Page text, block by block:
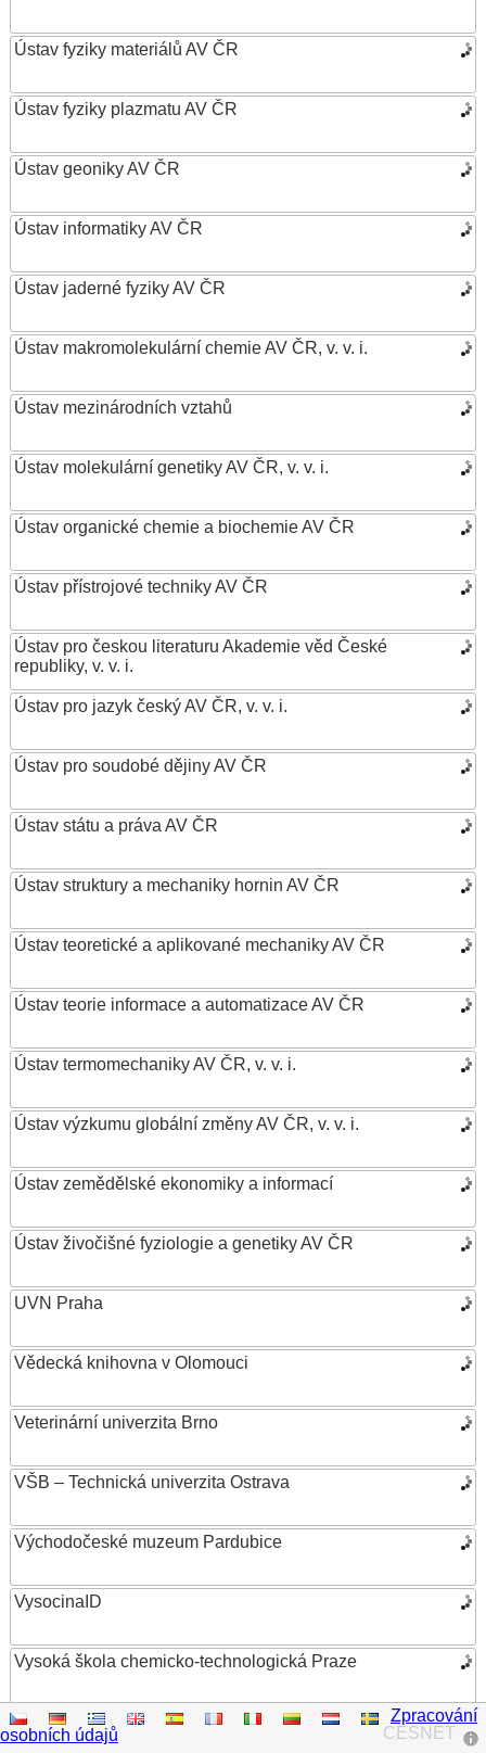
Ústav fyziky materiálů AV ČR
Ústav fyziky plazmatu AV ČR
Ústav geoniky AV ČR
Ústav informatiky AV ČR
Ústav jaderné fyziky AV ČR
Ústav makromolekulární chemie AV ČR, v. v. i.
Ústav mezinárodních vztahů
Ústav molekulární genetiky AV ČR, v. v. i.
Ústav organické chemie a biochemie AV ČR
Ústav přístrojové techniky AV ČR
Ústav pro českou literaturu Akademie věd České
republiky, v. v. i.
Ústav pro jazyk český AV ČR, v. v. i.
Ústav pro soudobé dějiny AV ČR
Ústav státu a práva AV ČR
Ústav struktury a mechaniky hornin AV ČR
Ústav teoretické a aplikované mechaniky AV ČR
Ústav teorie informace a automatizace AV ČR
Ústav termomechaniky AV ČR, v. v. i.
Ústav výzkumu globální změny AV ČR, v. v. i.
Ústav zemědělské ekonomiky a informací
Ústav živočišné fyziologie a genetiky AV ČR
UVN Praha
Vědecká knihovna v Olomouci
Veterinární univerzita Brno
VŠB – Technická univerzita Ostrava
Východočeské muzeum Pardubice
VysocinaID
Vysoká škola chemicko-technologická Praze
Vysoká škola ekonomická v Praze
CESNET
Zpracování
osobních údajů